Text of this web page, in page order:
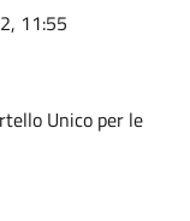
11:55
Unico per le